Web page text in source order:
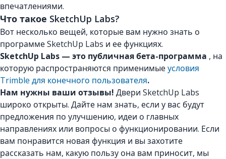
впечатлениями.
Что такое SketchUp Labs?
Вот несколько вещей, которые вам нужно знать о
программе SketchUp Labs и ее функциях.
SketchUp Labs — это публичная бета-программа , на
которую распространяются применимыеусловия
Trimble для конечного пользователя.
Нам нужны ваши отзывы! Двери SketchUp Labs
широко открыты. Дайте нам знать, если у вас будут
предложения по улучшению, идеи о главных
направлениях или вопросы о функционировании. Если
вам понравится новая функция и вы захотите
рассказать нам, какую пользу она вам приносит, мы